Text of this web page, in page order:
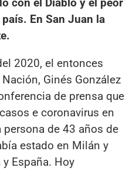
En San Juan la
2020, el entonces
Ginés González
de prensa que
e coronavirus en
de 43 años de
estado en Milán y
España. Hoy